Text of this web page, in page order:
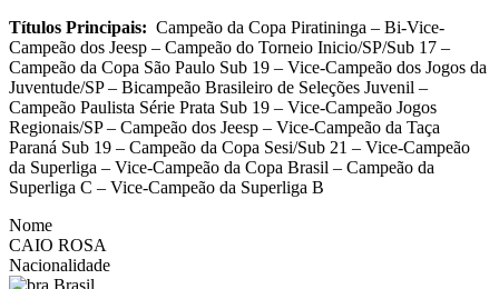
Títulos Principais: Campeão da Copa Piratininga – Bi-Vice-
Campeão dos Jeesp – Campeão do Torneio Inicio/SP/Sub 17 –
Campeão da Copa São Paulo Sub 19 – Vice-Campeão dos Jogos da
Juventude/SP – Bicampeão Brasileiro de Seleções Juvenil –
Campeão Paulista Série Prata Sub 19 – Vice-Campeão Jogos
Regionais/SP – Campeão dos Jeesp – Vice-Campeão da Taça
Paraná Sub 19 – Campeão da Copa Sesi/Sub 21 – Vice-Campeão
da Superliga – Vice-Campeão da Copa Brasil – Campeão da
Superliga C – Vice-Campeão da Superliga B
Nome
CAIO ROSA
Nacionalidade
Brasil